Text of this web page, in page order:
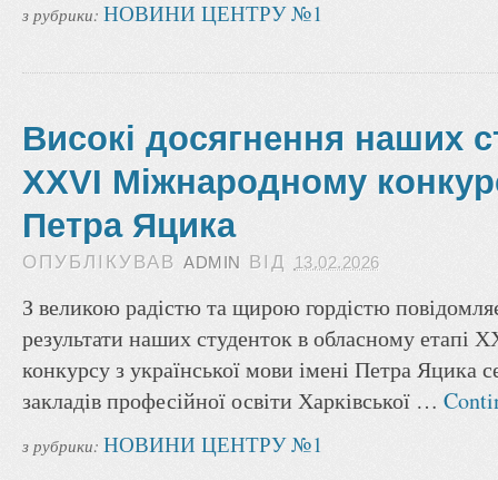
з рубрики: НОВИНИ ЦЕНТРУ №1
Високі досягнення наших
ХХVІ Міжнародному
Петра Яцика
ОПУБЛІКУВАВ ADMIN ВІД 13.02.2026
З великою радістю та щирою гордістю
результати наших студенток в обласному етапі
конкурсу з української мови імені Петра Яцика
закладів професійної освіти Харківської …
з рубрики: НОВИНИ ЦЕНТРУ №1